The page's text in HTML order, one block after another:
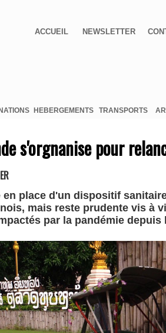
ACCUEIL NEWSLETTER
HEBERGEMENTS TRANSPORTS
s'orgnanise pour
en place d'un dispositif
mais reste prudente vis à
par la pandémie depuis